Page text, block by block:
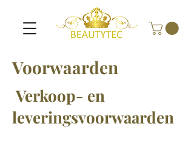
Voorwaarden
Verkoop- en
leveringsvoorwaarden